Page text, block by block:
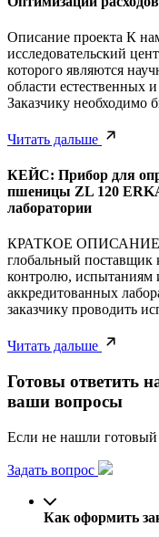
Описание проекта К
исследовательский
которого являются
области естественных
Заказчику необходимо
Читать дальше
КЕЙС: Прибор для
пшеницы ZL 120
лаборатории
КРАТКОЕ ОПИСАНИЕ
глобальный поставщик
контролю, испытаниям
аккредитованных
заказчику проводить
Читать дальше
Готовы ответить
ваши вопросы
Если не нашли
Задать вопрос
Как оформить